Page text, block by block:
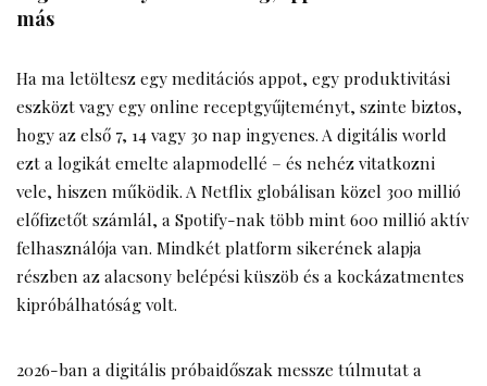
más
Ha ma letöltesz egy meditációs appot, egy produktivitási
eszközt vagy egy online receptgyűjteményt, szinte biztos,
hogy az első 7, 14 vagy 30 nap ingyenes. A digitális world
ezt a logikát emelte alapmodellé – és nehéz vitatkozni
vele, hiszen működik. A Netflix globálisan közel 300 millió
előfizetőt számlál, a Spotify-nak több mint 600 millió aktív
felhasználója van. Mindkét platform sikerének alapja
részben az alacsony belépési küszöb és a kockázatmentes
kipróbálhatóság volt.
2026-ban a digitális próbaidőszak messze túlmutat a